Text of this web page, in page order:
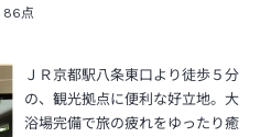
86 点
ＪＲ京都駅八条東口より徒歩５分
の、観光拠点に便利な好立地。大
浴場完備で旅の疲れをゆったり癒